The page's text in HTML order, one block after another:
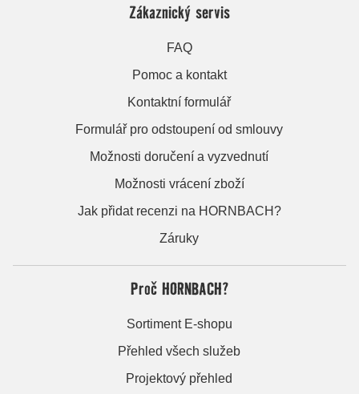
Zákaznický servis
FAQ
Pomoc a kontakt
Kontaktní formulář
Formulář pro odstoupení od smlouvy
Možnosti doručení a vyzvednutí
Možnosti vrácení zboží
Jak přidat recenzi na HORNBACH?
Záruky
Proč HORNBACH?
Sortiment E-shopu
Přehled všech služeb
Projektový přehled